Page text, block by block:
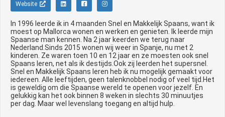
Website
In 1996 leerde ik in 4 maanden Snel en Makkelijk Spaans, want ik
moest op Mallorca wonen en werken en genieten. Ik leerde mijn
Spaanse man kennen. Na 2 jaar keerden we terug naar
Nederland.Sinds 2015 wonen wij weer in Spanje, nu met 2
kinderen. Ze waren toen 10 en 12 jaar en ze moesten ook snel
Spaans leren, net als ik destijds.Ook zij leerden het supersnel.
Snel en Makkelijk Spaans leren heb ik nu mogelijk gemaakt voor
iedereen. Alle leeftijden, geen talenknobbel nodig of veel tijd.Het
is geweldig om die Spaanse wereld te openen voor jezelf. En
gelukkig kan het ook binnen 8 weken in slechts 30 minuutjes
per dag. Maar wel levenslang toegang en altijd hulp.